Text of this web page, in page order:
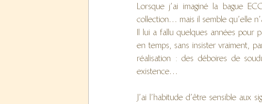
Lorsque j’ai imaginé la bague
collection… mais il semble qu’elle
Il lui a fallu quelques années pour
en temps, sans insister vraiment,
réalisation : des déboires de
existence…
J’ai l’habitude d’être sensible